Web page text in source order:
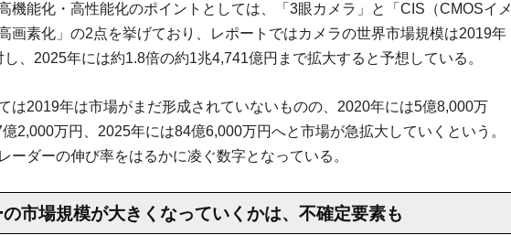
機能化・高性能化のポイントとしては、「3眼カメラ」と「CIS（CMOSイメ
画素化」の2点を挙げており、レポートではカメラの世界市場規模は2019年
、2025年には約1.8倍の約1兆4,741億円まで拡大すると予想している。
は2019年は市場がまだ形成されていないものの、2020年には5億8,000万
2,000万円、2025年には84億6,000万円へと市場が急拡大していくという。
ーダーの伸び率をはるかに凌ぐ数字となっている。
市場規模が大きくなっていくかは、不確定要素も